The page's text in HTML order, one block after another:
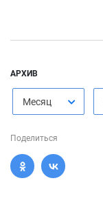
АРХИВ
Месяц
Поделиться